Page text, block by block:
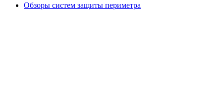
Обзоры систем защиты периметра